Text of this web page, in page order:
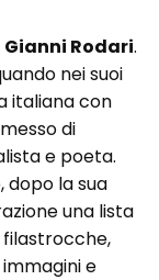
Gianni Rodari.
nei suoi
italiana con
di
e poeta.
dopo la sua
una lista
e